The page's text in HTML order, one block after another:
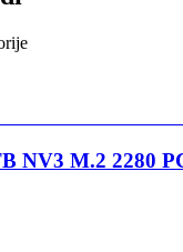
NV3 M.2 2280